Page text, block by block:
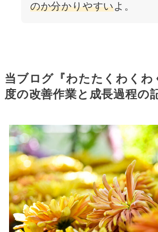
のか分かりやすいよ。
当ブログ『わたたくわくわ
度の改善作業と成長過程の